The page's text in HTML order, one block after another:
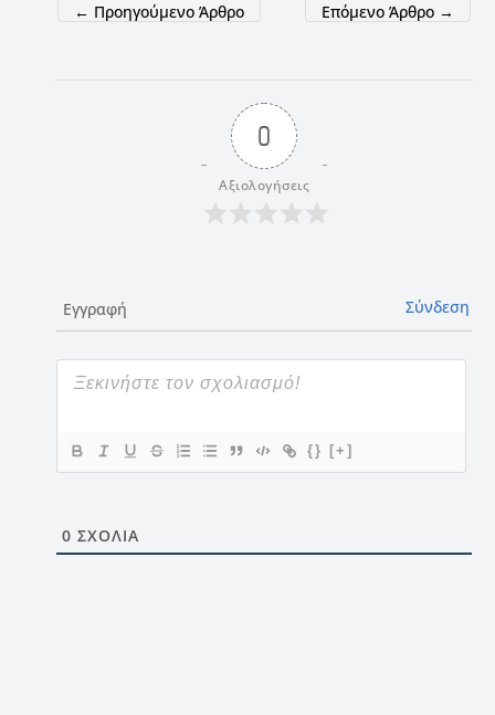
← Προηγούμενο Άρθρο Επόμενο Άρθρο →
0
Αξιολογήσεις
Εγγραφή Σύνδεση
{} [+]
0 ΣΧΌΛΙΑ